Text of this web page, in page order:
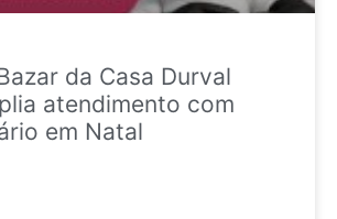
da Casa Durval
atendimento com
em Natal